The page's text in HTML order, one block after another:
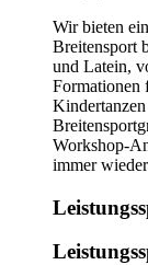
Wir bieten
Breitensport
und Latein,
Formationen
Workshop-
immer